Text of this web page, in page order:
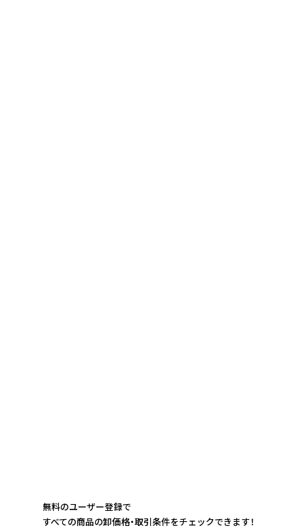
無料のユーザー登録で
すべての商品の卸価格・取引条件をチェックできます！